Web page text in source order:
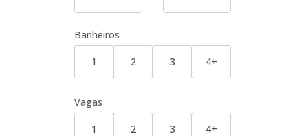
Banheiros
1 2 3 4+
Vagas
1 2 3 4+